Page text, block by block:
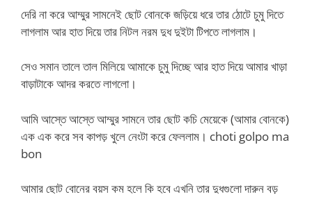
দেরি না করে আম্মুর সামনেই ছোট বোনকে জড়িয়ে ধরে তার ঠোটে চুমু দিতে
লাগলাম আর হাত দিয়ে তার নিটল নরম দুধ দুইটা টিপতে লাগলাম।
সেও সমান তালে তাল মিলিয়ে আমাকে চুমু দিচ্ছে আর হাত দিয়ে আমার খাড়া
বাড়াটাকে আদর করতে লাগলো।
আমি আস্তে আস্তে আম্মুর সামনে তার ছোট কচি মেয়েকে (আমার বোনকে)
এক এক করে সব কাপড় খুলে নেংটা করে ফেললাম। choti golpo ma
bon
আমার ছোট বোনের বয়স কম হলে কি হবে এখনি তার দুধগুলো দারুন বড়